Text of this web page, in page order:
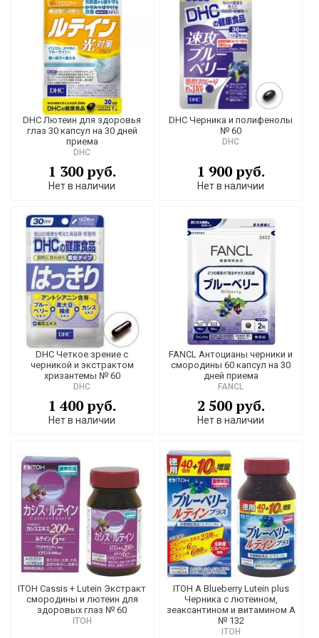
На отечественном рынке существует большой выбор
препаратов, но именно в нашем интернет-магазине вы
найдететовары из японской аптеки
и все необходимое по
самым выгодным ценам. Все БАДы для улучшения зрения и
натуральные японские витамины для глаз проходят контроль
качества и безопасности, имеет все необходимые
сертификаты соответствия. Мы осуществляем доставку
товара в Москве, СПБ и по всей территории России.
DHC Лютеин для здоровья
глаз 30 капсул на 30 дней
приема
DHC
1 300 руб.
Нет в наличии
DHC Черника и полифенолы
№ 60
DHC
1 900 руб.
Нет в наличии
DHC Четкое зрение с
черникой и экстрактом
хризантемы № 60
DHC
1 400 руб.
Нет в наличии
FANCL Антоцианы черники и
смородины 60 капсул на 30
дней приема
FANCL
2 500 руб.
Нет в наличии
ITOH Cassis + Lutein Экстракт
смородины и лютеин для
здоровых глаз № 60
ITOH
ITOH А Blueberry Lutein plus
Черника с лютеином,
зеаксантином и витамином А
№ 132
ITOH